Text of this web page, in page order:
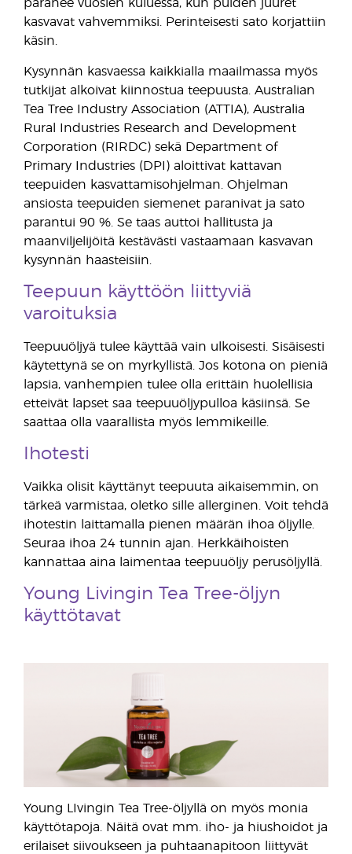
paranee vuosien kuluessa, kun puiden juuret
kasvavat vahvemmiksi. Perinteisesti sato korjattiin
käsin.
Kysynnän kasvaessa kaikkialla maailmassa myös
tutkijat alkoivat kiinnostua teepuusta. Australian
Tea Tree Industry Association (ATTIA), Australia
Rural Industries Research and Development
Corporation (RIRDC) sekä Department of
Primary Industries (DPI) aloittivat kattavan
teepuiden kasvattamisohjelman. Ohjelman
ansiosta teepuiden siemenet paranivat ja sato
parantui 90 %. Se taas auttoi hallitusta ja
maanviljelijöitä kestävästi vastaamaan kasvavan
kysynnän haasteisiin.
Teepuun käyttöön liittyviä
varoituksia
Teepuuöljyä tulee käyttää vain ulkoisesti. Sisäisesti
käytettynä se on myrkyllistä. Jos kotona on pieniä
lapsia, vanhempien tulee olla erittäin huolellisia
etteivät lapset saa teepuuöljypulloa käsiinsä. Se
saattaa olla vaarallista myös lemmikeille.
Ihotesti
Vaikka olisit käyttänyt teepuuta aikaisemmin, on
tärkeä varmistaa, oletko sille allerginen. Voit tehdä
ihotestin laittamalla pienen määrän ihoa öljylle.
Seuraa ihoa 24 tunnin ajan. Herkkäihoisten
kannattaa aina laimentaa teepuuöljy perusöljyllä.
Young Livingin Tea Tree-öljyn
käyttötavat
Young LIvingin Tea Tree-öljyllä on myös monia
käyttötapoja. Näitä ovat mm. iho- ja hiushoidot ja
erilaiset siivoukseen ja puhtaanapitoon liittyvät